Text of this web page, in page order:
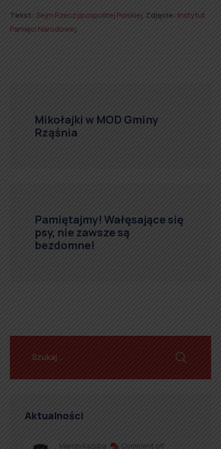
Tekst: Sejm Rzeczypospolitej Polskiej. Zdjęcie: Instytut
Pamięci Narodowej.
Mikołajki w MOD Gminy
Rząśnia
Pamiętajmy! Wałęsające się
psy, nie zawsze są
bezdomne!
Aktualności
Marcin Kazuba Comment off